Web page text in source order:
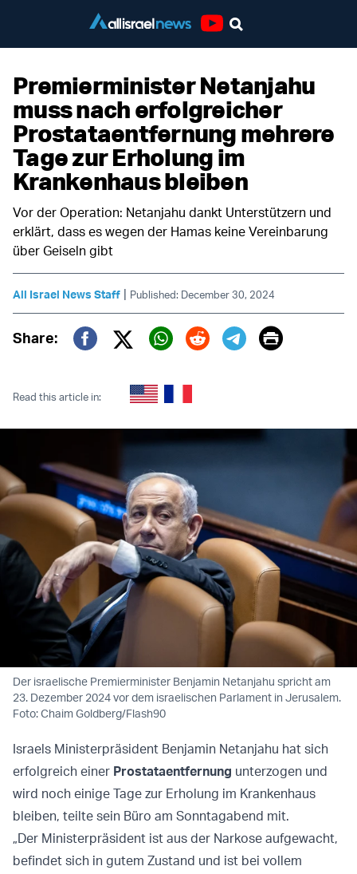
Premierminister Netanjahu
muss nach erfolgreicher
Prostataentfernung mehrere
Tage zur Erholung im
Krankenhaus bleiben
Vor der Operation: Netanjahu dankt Unterstützern und
erklärt, dass es wegen der Hamas keine Vereinbarung
über Geiseln gibt
All Israel News Staff | Published: December 30, 2024
Share:
Twitter (X)
Print
Read this article in:
Der israelische Premierminister Benjamin Netanjahu spricht am
23. Dezember 2024 vor dem israelischen Parlament in Jerusalem.
Foto: Chaim Goldberg/Flash90
Israels Ministerpräsident Benjamin Netanjahu hat sich
erfolgreich einer Prostataentfernung unterzogen und
wird noch einige Tage zur Erholung im Krankenhaus
bleiben, teilte sein Büro am Sonntagabend mit.
„Der Ministerpräsident ist aus der Narkose aufgewacht,
befindet sich in gutem Zustand und ist bei vollem